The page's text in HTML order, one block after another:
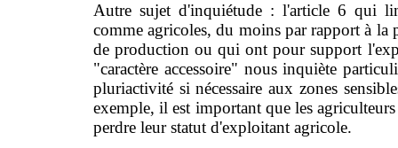
Autre sujet d'inquiétude : l'article 6 qui
comme agricoles, du moins par rapport à la
de production ou qui ont pour support
"caractère accessoire" nous inquiète
pluriactivité si nécessaire aux zones
exemple, il est important que les
perdre leur statut d'exploitant agricole.